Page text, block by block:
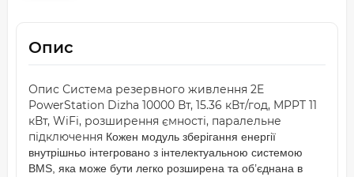
Опис
Опис Система резервного живлення 2E
PowerStation Dizha 10000 Вт, 15.36 кВт/год, MPPT 11
кВт, WiFi, розширення ємності, паралельне
підключення Кожен модуль зберігання енергії
внутрішньо інтегровано з інтелектуальною системою
BMS, яка може бути легко розширена та об’єднана в